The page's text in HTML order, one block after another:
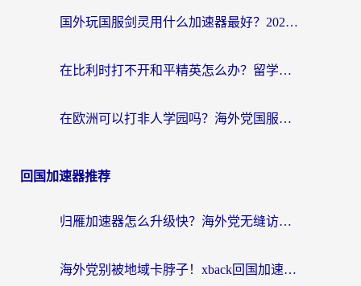
国外玩国服剑灵用什么加速器最好？2026海外玩家亲测指南（附魔兽世界怀旧服精灵之境加速技巧）
在比利时打不开和平精英怎么办？留学生亲测有效的国服游戏加速方案
在欧洲可以打非人学园吗？海外党国服游戏不卡顿的终极指南
回国加速器推荐
归雁加速器怎么升级快？海外党无缝访问国内资源的全攻略（附免费VPN推荐Dcard热门款）
海外党别被地域卡脖子！xback回国加速器选择全攻略，轻松刷剧玩国服